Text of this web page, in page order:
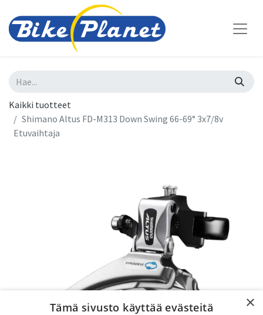
Kaikki tuotteet
Shimano Altus FD-M313 Down Swing 66-69° 3x7/8v
Etuvaihtaja
×
Tämä sivusto käyttää evästeitä